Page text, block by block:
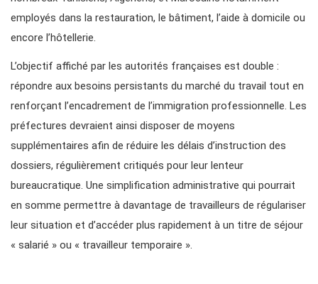
employés dans la restauration, le bâtiment, l’aide à domicile ou
encore l’hôtellerie.
L’objectif affiché par les autorités françaises est double :
répondre aux besoins persistants du marché du travail tout en
renforçant l’encadrement de l’immigration professionnelle. Les
préfectures devraient ainsi disposer de moyens
supplémentaires afin de réduire les délais d’instruction des
dossiers, régulièrement critiqués pour leur lenteur
bureaucratique. Une simplification administrative qui pourrait
en somme permettre à davantage de travailleurs de régulariser
leur situation et d’accéder plus rapidement à un titre de séjour
« salarié » ou « travailleur temporaire ».